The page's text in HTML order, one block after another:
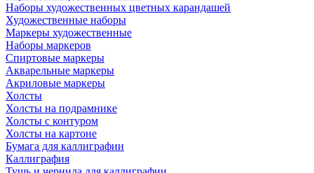
Наборы художественных цветных карандашей
Художественные наборы
Маркеры художественные
Наборы маркеров
Спиртовые маркеры
Акварельные маркеры
Акриловые маркеры
Холсты
Холсты на подрамнике
Холсты с контуром
Холсты на картоне
Бумага для каллиграфии
Каллиграфия